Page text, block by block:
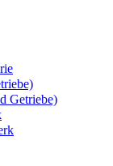
Getriebe)